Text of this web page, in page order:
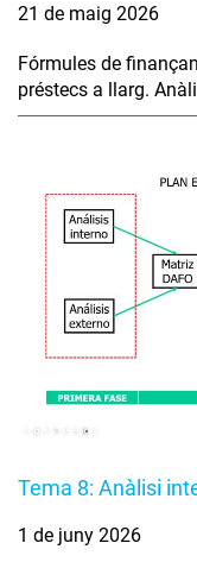
21 de maig 2026
Fórmules de
préstecs a llarg.
Tema 8: Anàlisi
1 de juny 2026